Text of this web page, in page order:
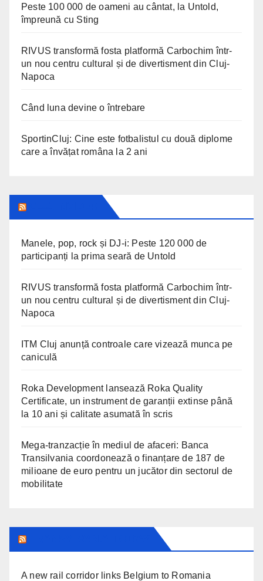
Peste 100 000 de oameni au cântat, la Untold,
împreună cu Sting
RIVUS transformă fosta platformă Carbochim într-
un nou centru cultural și de divertisment din Cluj-
Napoca
Când luna devine o întrebare
SportinCluj: Cine este fotbalistul cu două diplome
care a învățat româna la 2 ani
Manele, pop, rock și DJ-i: Peste 120 000 de
participanți la prima seară de Untold
RIVUS transformă fosta platformă Carbochim într-
un nou centru cultural și de divertisment din Cluj-
Napoca
ITM Cluj anunță controale care vizează munca pe
caniculă
Roka Development lansează Roka Quality
Certificate, un instrument de garanții extinse până
la 10 ani și calitate asumată în scris
Mega-tranzacție în mediul de afaceri: Banca
Transilvania coordonează o finanțare de 187 de
milioane de euro pentru un jucător din sectorul de
mobilitate
A new rail corridor links Belgium to Romania